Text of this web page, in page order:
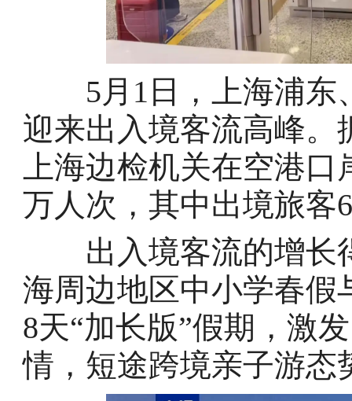
5月1日，上海浦东
迎来出入境客流高峰。
上海边检机关在空港
万人次，其中出境旅客
出入境客流的增长
海周边地区中小学春假
8天“加长版”假期，激
情，短途跨境亲子游态